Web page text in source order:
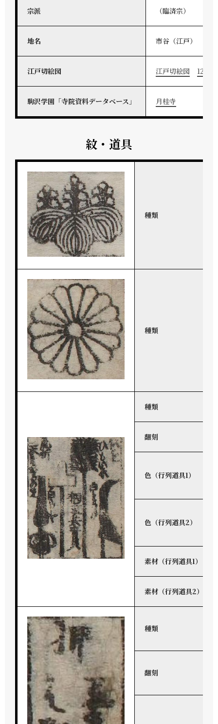
宗派 （臨済宗）
地名 市谷（江戸）
江戸切絵図 江戸切絵図 12-174
駒沢学園「寺院資料データベース」 月桂寺
紋・道具
種類
種類
種類
翻刻
色（行列道具1）
色（行列道具2）
素材（行列道具1）
素材（行列道具2）
種類
翻刻